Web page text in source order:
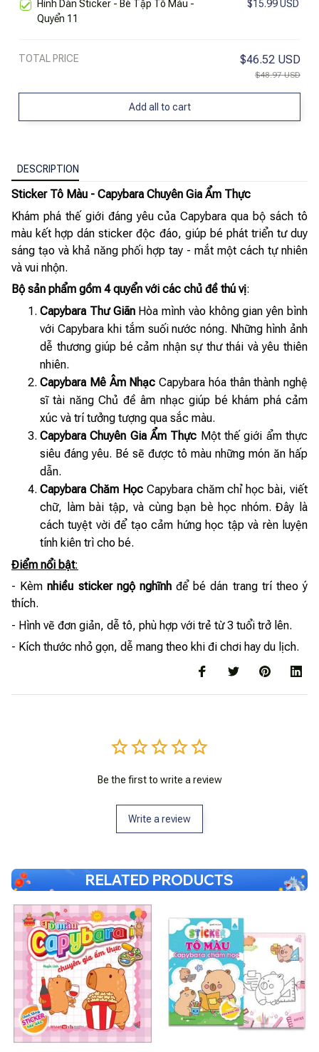
Hình Dán Sticker - Bé Tập Tô Màu -
Quyển 11
$15.99 USD
TOTAL PRICE $46.52 USD
$48.97 USD
Add all to cart
DESCRIPTION
Sticker Tô Màu - Capybara Chuyên Gia Ẩm Thực
Khám phá thế giới đáng yêu của Capybara qua bộ sách tô
màu kết hợp dán sticker độc đáo, giúp bé phát triển tư duy
sáng tạo và khả năng phối hợp tay - mắt một cách tự nhiên
và vui nhộn.
Bộ sản phẩm gồm 4 quyển với các chủ đề thú vị:
Capybara Thư Giãn‍️Hòa mình vào không gian yên bình
với Capybara khi tắm suối nước nóng. Những hình ảnh
dễ thương giúp bé cảm nhận sự thư thái và yêu thiên
nhiên.
Capybara Mê Âm Nhạc Capybara hóa thân thành nghệ
sĩ tài năng Chủ đề âm nhạc giúp bé khám phá cảm
xúc và trí tưởng tượng qua sắc màu.
Capybara Chuyên Gia Ẩm Thực Một thế giới ẩm thực
siêu đáng yêu. Bé sẽ được tô màu những món ăn hấp
dẫn.
Capybara Chăm HọcCapybara chăm chỉ học bài, viết
chữ, làm bài tập, và cùng bạn bè học nhóm. Đây là
cách tuyệt vời để tạo cảm hứng học tập và rèn luyện
tính kiên trì cho bé.
Điểm nổi bật:
- Kèmnhiều sticker ngộ nghĩnhđể bé dán trang trí theo ý
thích.
- Hình vẽ đơn giản, dễ tô, phù hợp với trẻ từ 3 tuổi trở lên.
- Kích thước nhỏ gọn, dễ mang theo khi đi chơi hay du lịch.
Be the first to write a review
Write a review
RELATED PRODUCTS